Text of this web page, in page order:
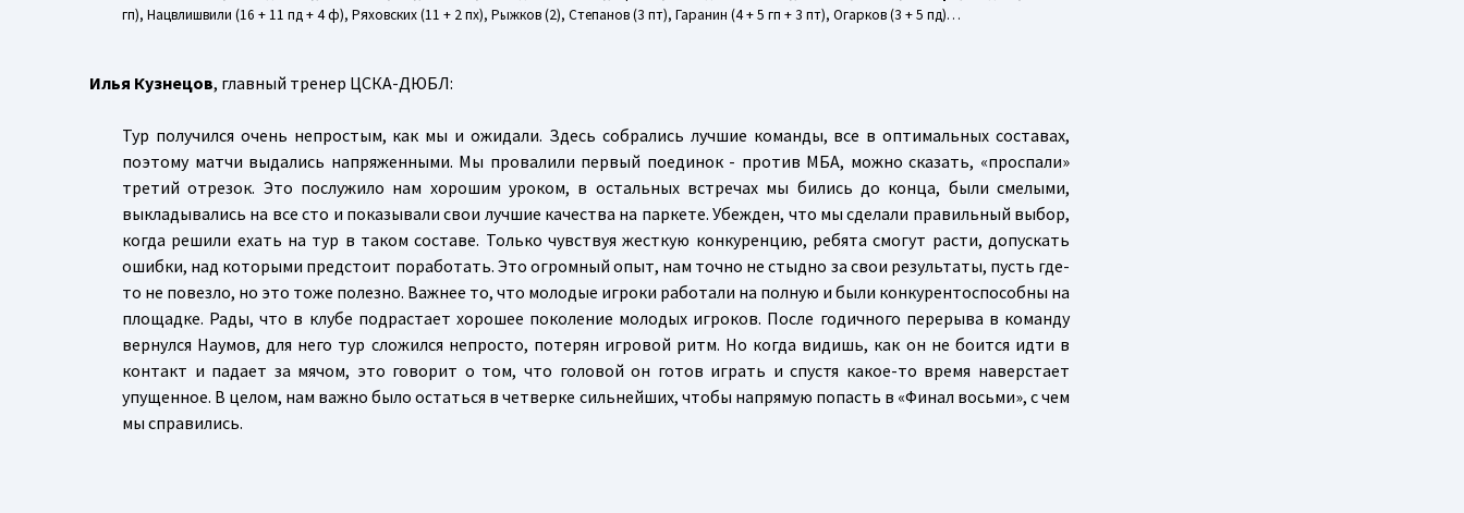
гп), Нацвлишвили (16 + 11 пд + 4 ф), Ряховских (11 + 2 пх), Рыжков (2), Степанов (3 пт), Гаранин (4 + 5 гп + 3 пт), Огарков (3 + 5 пд)…
Илья Кузнецов, главный тренер ЦСКА-ДЮБЛ:
Тур получился очень непростым, как мы и ожидали. Здесь собрались лучшие команды, все в оптимальных составах,
поэтому матчи выдались напряженными. Мы провалили первый поединок - против МБА, можно сказать, «проспали»
третий отрезок. Это послужило нам хорошим уроком, в остальных встречах мы бились до конца, были смелыми,
выкладывались на все сто и показывали свои лучшие качества на паркете. Убежден, что мы сделали правильный выбор,
когда решили ехать на тур в таком составе. Только чувствуя жесткую конкуренцию, ребята смогут расти, допускать
ошибки, над которыми предстоит поработать. Это огромный опыт, нам точно не стыдно за свои результаты, пусть где-
то не повезло, но это тоже полезно. Важнее то, что молодые игроки работали на полную и были конкурентоспособны на
площадке. Рады, что в клубе подрастает хорошее поколение молодых игроков. После годичного перерыва в команду
вернулся Наумов, для него тур сложился непросто, потерян игровой ритм. Но когда видишь, как он не боится идти в
контакт и падает за мячом, это говорит о том, что головой он готов играть и спустя какое-то время наверстает
упущенное. В целом, нам важно было остаться в четверке сильнейших, чтобы напрямую попасть в «Финал восьми», с чем
мы справились.